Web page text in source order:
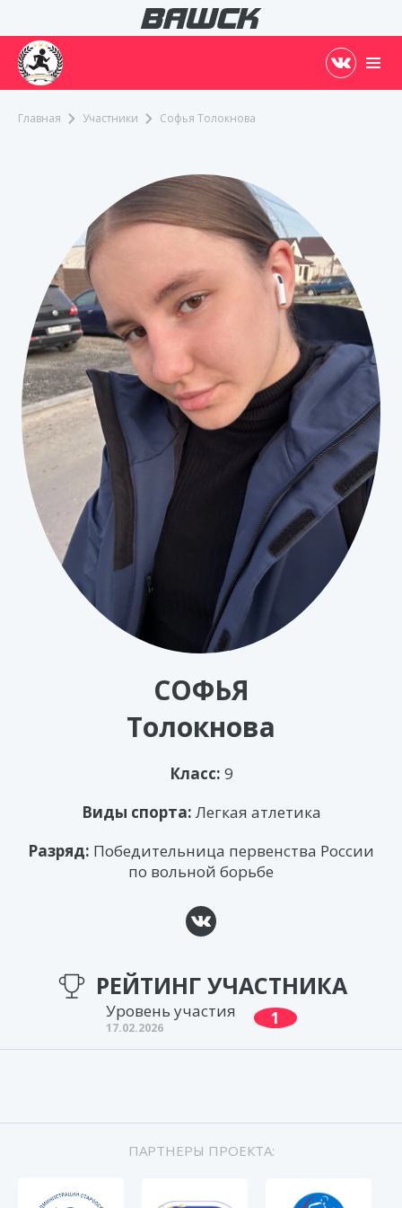
Главная Участники Софья Толокнова
СОФЬЯ
Толокнова
Класс: 9
Виды спорта:Легкая атлетика
Разряд: Победительница первенства России
по вольной борьбе
РЕЙТИНГ УЧАСТНИКА
Уровень участия
17.02.2026 1
ПАРТНЕРЫ ПРОЕКТА: